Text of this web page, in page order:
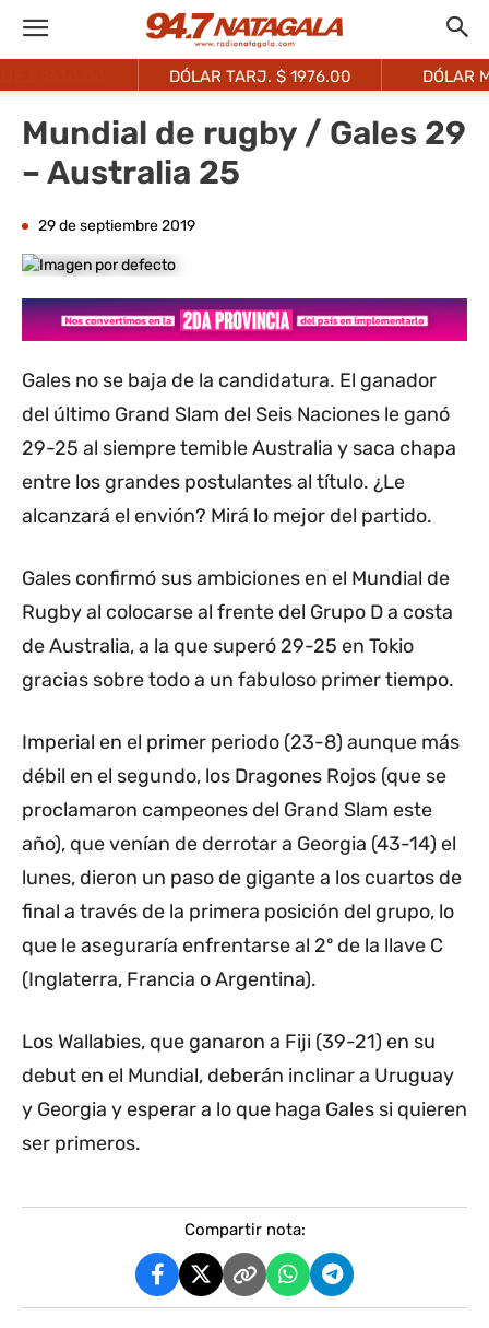
1976.00 DÓLAR MEP $ 1521.10
Mundial de rugby / Gales 29
– Australia 25
29 de septiembre 2019
Gales no se baja de la candidatura. El ganador
del último Grand Slam del Seis Naciones le ganó
29-25 al siempre temible Australia y saca chapa
entre los grandes postulantes al título. ¿Le
alcanzará el envión? Mirá lo mejor del partido.
Gales confirmó sus ambiciones en el Mundial de
Rugby al colocarse al frente del Grupo D a costa
de Australia, a la que superó 29-25 en Tokio
gracias sobre todo a un fabuloso primer tiempo.
Imperial en el primer periodo (23-8) aunque más
débil en el segundo, los Dragones Rojos (que se
proclamaron campeones del Grand Slam este
año), que venían de derrotar a Georgia (43-14) el
lunes, dieron un paso de gigante a los cuartos de
final a través de la primera posición del grupo, lo
que le aseguraría enfrentarse al 2º de la llave C
(Inglaterra, Francia o Argentina).
Los Wallabies, que ganaron a Fiji (39-21) en su
debut en el Mundial, deberán inclinar a Uruguay
y Georgia y esperar a lo que haga Gales si quieren
ser primeros.
Compartir nota: